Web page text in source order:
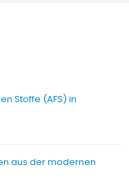
Stoffe (AFS) in
aus der modernen